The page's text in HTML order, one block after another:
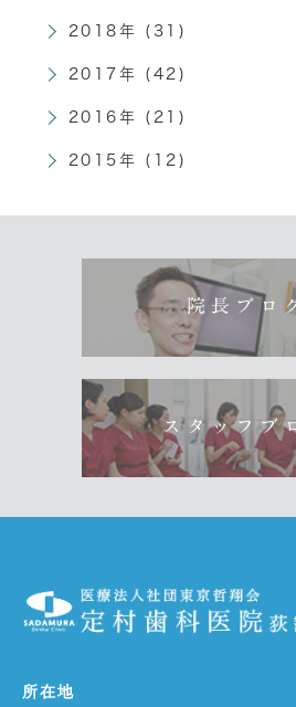
2018年 (31)
2017年 (42)
2016年 (21)
2015年 (12)
院長ブロ
スタッフブ
所在地